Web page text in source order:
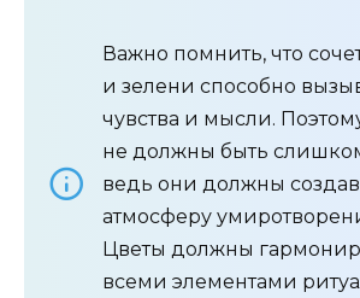
Важно помнить, что
и зелени способно
чувства и мысли.
не должны быть
ведь они должны
атмосферу
Цветы должны
всеми элементами